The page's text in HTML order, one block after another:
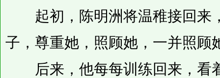
起初，陈明洲将温稚接回来
子，尊重她，照顾她，一并照顾
后来，他每每训练回来，看